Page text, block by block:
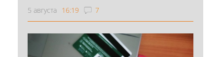
5 августа 16:19 7